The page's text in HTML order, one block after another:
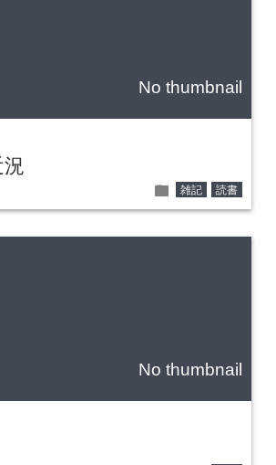
No thumbnail
folder 雑記 読書
No thumbnail